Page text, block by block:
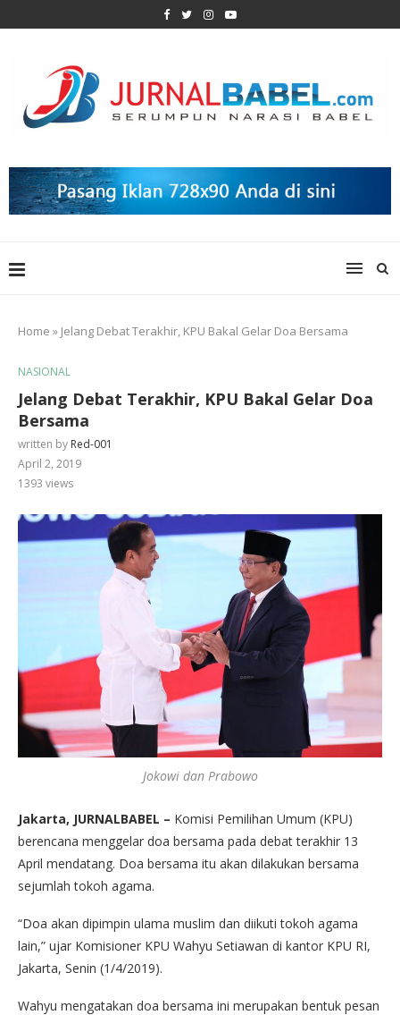
Home » Jelang Debat Terakhir, KPU Bakal Gelar Doa Bersama
NASIONAL
Jelang Debat Terakhir, KPU Bakal Gelar Doa
Bersama
written by Red-001
April 2, 2019
1393 views
Jokowi dan Prabowo
Jakarta, JURNALBABEL – Komisi Pemilihan Umum (KPU)
berencana menggelar doa bersama pada debat terakhir 13
April mendatang. Doa bersama itu akan dilakukan bersama
sejumlah tokoh agama.
“Doa akan dipimpin ulama muslim dan diikuti tokoh agama
lain,” ujar Komisioner KPU Wahyu Setiawan di kantor KPU RI,
Jakarta, Senin (1/4/2019).
Wahyu mengatakan doa bersama ini merupakan bentuk pesan